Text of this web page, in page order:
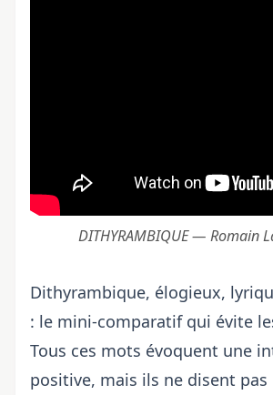
DITHYRAMBIQUE — Romain
Dithyrambique, élogieux,
: le mini-comparatif qui évite
Tous ces mots évoquent une
positive, mais ils ne disent pas